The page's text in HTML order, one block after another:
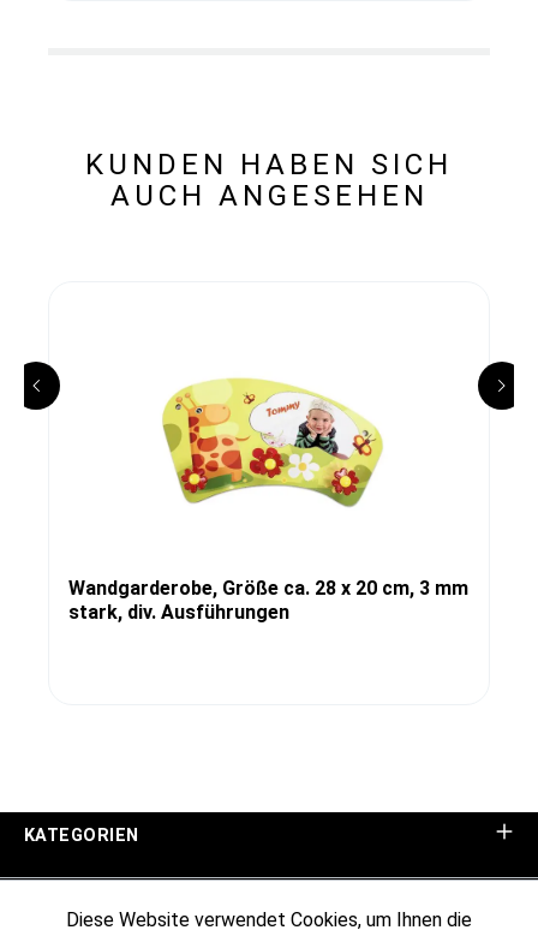
KUNDEN HABEN SICH
AUCH ANGESEHEN
Wandgarderobe, Größe ca. 28 x 20 cm, 3 mm
stark, div. Ausführungen
KATEGORIEN
Diese Website verwendet Cookies, um Ihnen die